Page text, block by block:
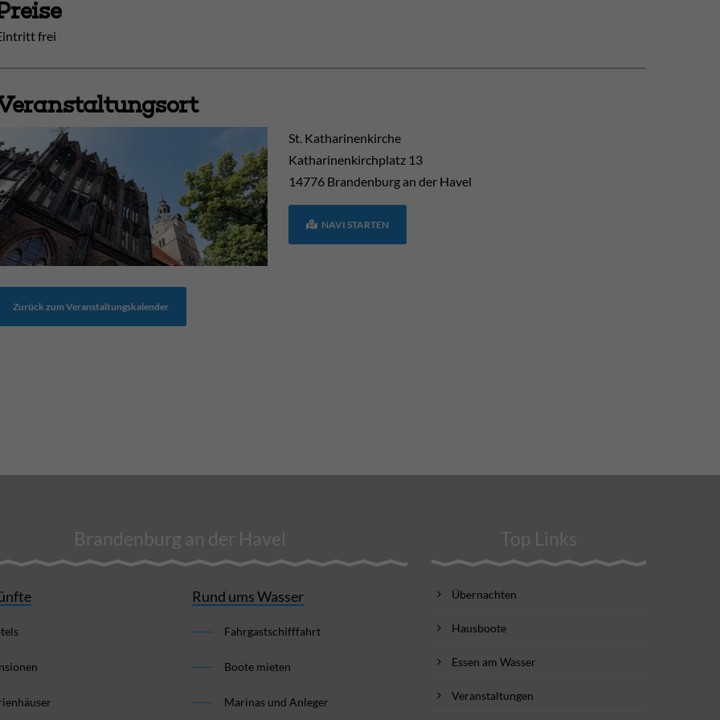
frei
St. Katharinenkirche
Katharinenkirchplatz 13
14776 Brandenburg an der Havel
NAVI STARTEN
Zurück zum Veranstaltungskalender
Brandenburg an der Havel
Rund ums Wasser
Fahrgastschifffahrt
Boote mieten
Marinas und Anleger
Top Links
Übernachten
Hausboote
Essen am Wasser
Veranstaltungen